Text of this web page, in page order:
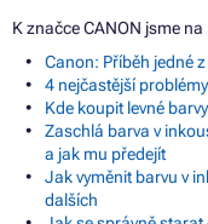
K značce CANON jsme
Canon: Příběh jedné
4 nejčastější
Kde koupit levné
Zaschlá barva v
a jak mu předejít
Jak vyměnit barvu v
dalších